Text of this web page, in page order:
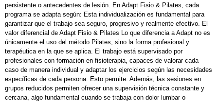
persistente o antecedentes de lesión. En Adapt Fisio & Pilates, cada
programa se adapta según: Esta individualización es fundamental para
garantizar que el trabajo sea seguro, progresivo y realmente efectivo. El
valor diferencial de Adapt Fisio & Pilates Lo que diferencia a Adapt no es
únicamente el uso del método Pilates, sino la forma profesional y
terapéutica en la que se aplica. El trabajo está supervisado por
profesionales con formación en fisioterapia, capaces de valorar cada
caso de manera individual y adaptar los ejercicios según las necesidades
específicas de cada persona. Esto permite: Además, las sesiones en
grupos reducidos permiten ofrecer una supervisión técnica constante y
cercana, algo fundamental cuando se trabaja con dolor lumbar o